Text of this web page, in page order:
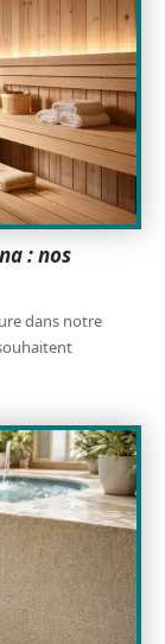
: nos
dans notre